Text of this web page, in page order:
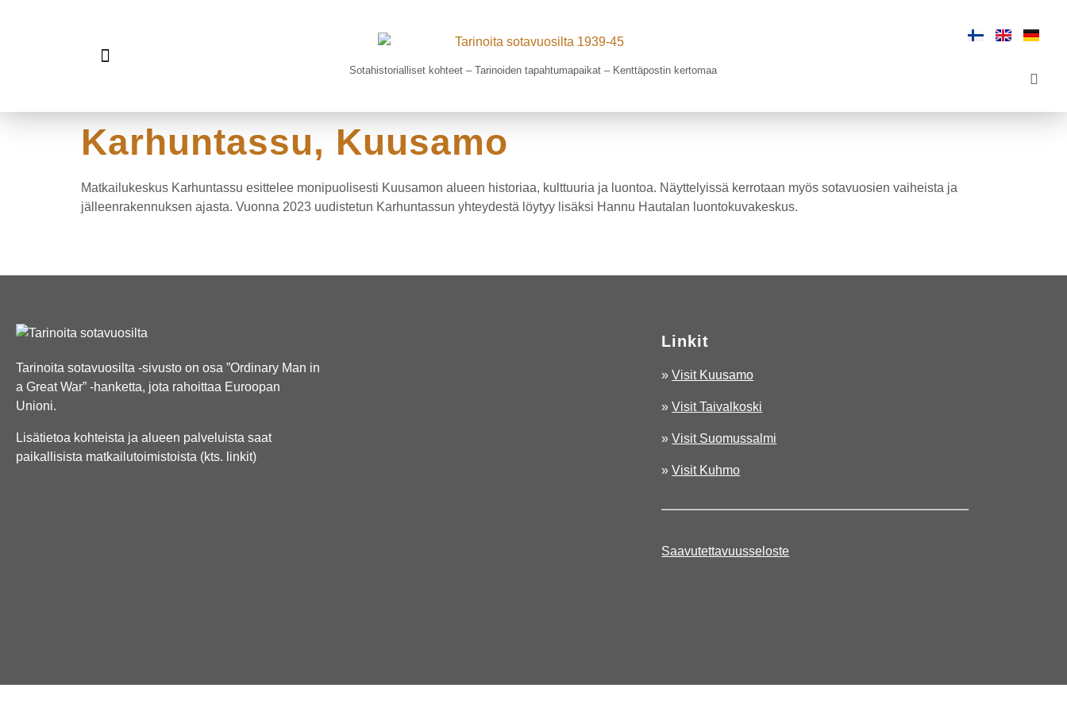
Sotahistorialliset kohteet – Tarinoiden tapahtumapaikat – Kenttäpostin kertomaa
Karhuntassu, Kuusamo
Matkailukeskus Karhuntassu esittelee monipuolisesti Kuusamon alueen historiaa, kulttuuria ja luontoa. Näyttelyissä kerrotaan myös sotavuosien vaiheista ja
jälleenrakennuksen ajasta. Vuonna 2023 uudistetun Karhuntassun yhteydestä löytyy lisäksi Hannu Hautalan luontokuvakeskus.
Tarinoita sotavuosilta -sivusto on osa ”Ordinary Man in
a Great War” -hanketta, jota rahoittaa Euroopan
Unioni.
Lisätietoa kohteista ja alueen palveluista saat
paikallisista matkailutoimistoista (kts. linkit)
Linkit
»Visit Kuusamo
»Visit Taivalkoski
»Visit Suomussalmi
»Visit Kuhmo
Saavutettavuusseloste